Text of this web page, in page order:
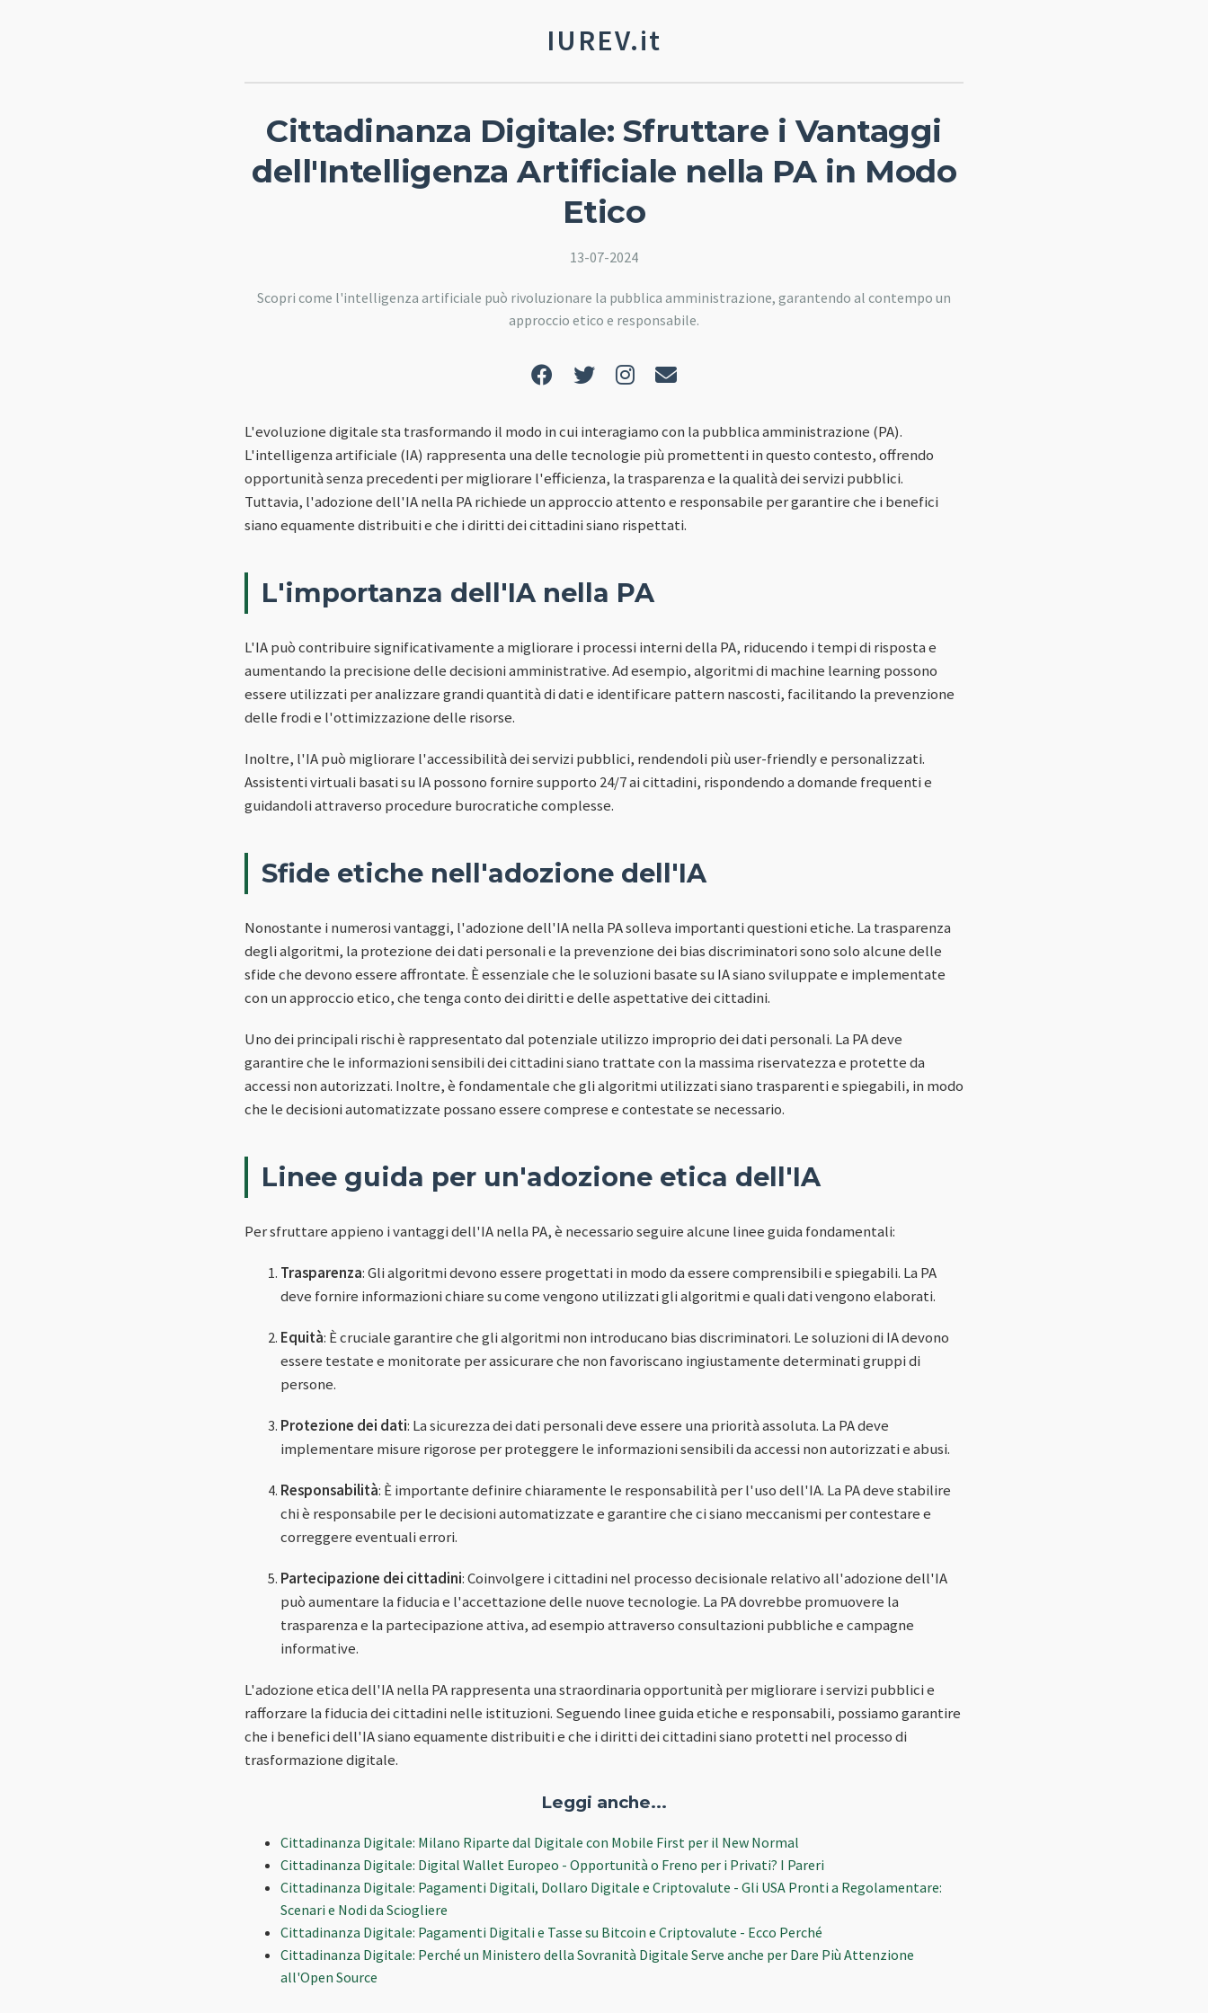
IUREV.it
Cittadinanza Digitale: Sfruttare i Vantaggi
dell'Intelligenza Artificiale nella PA in Modo
Etico
13-07-2024
Scopri come l'intelligenza artificiale può rivoluzionare la pubblica amministrazione, garantendo al contempo un
approccio etico e responsabile.
L'evoluzione digitale sta trasformando il modo in cui interagiamo con la pubblica amministrazione (PA).
L'intelligenza artificiale (IA) rappresenta una delle tecnologie più promettenti in questo contesto, offrendo
opportunità senza precedenti per migliorare l'efficienza, la trasparenza e la qualità dei servizi pubblici.
Tuttavia, l'adozione dell'IA nella PA richiede un approccio attento e responsabile per garantire che i benefici
siano equamente distribuiti e che i diritti dei cittadini siano rispettati.
L'importanza dell'IA nella PA
L'IA può contribuire significativamente a migliorare i processi interni della PA, riducendo i tempi di risposta e
aumentando la precisione delle decisioni amministrative. Ad esempio, algoritmi di machine learning possono
essere utilizzati per analizzare grandi quantità di dati e identificare pattern nascosti, facilitando la prevenzione
delle frodi e l'ottimizzazione delle risorse.
Inoltre, l'IA può migliorare l'accessibilità dei servizi pubblici, rendendoli più user-friendly e personalizzati.
Assistenti virtuali basati su IA possono fornire supporto 24/7 ai cittadini, rispondendo a domande frequenti e
guidandoli attraverso procedure burocratiche complesse.
Sfide etiche nell'adozione dell'IA
Nonostante i numerosi vantaggi, l'adozione dell'IA nella PA solleva importanti questioni etiche. La trasparenza
degli algoritmi, la protezione dei dati personali e la prevenzione dei bias discriminatori sono solo alcune delle
sfide che devono essere affrontate. È essenziale che le soluzioni basate su IA siano sviluppate e implementate
con un approccio etico, che tenga conto dei diritti e delle aspettative dei cittadini.
Uno dei principali rischi è rappresentato dal potenziale utilizzo improprio dei dati personali. La PA deve
garantire che le informazioni sensibili dei cittadini siano trattate con la massima riservatezza e protette da
accessi non autorizzati. Inoltre, è fondamentale che gli algoritmi utilizzati siano trasparenti e spiegabili, in modo
che le decisioni automatizzate possano essere comprese e contestate se necessario.
Linee guida per un'adozione etica dell'IA
Per sfruttare appieno i vantaggi dell'IA nella PA, è necessario seguire alcune linee guida fondamentali:
Trasparenza: Gli algoritmi devono essere progettati in modo da essere comprensibili e spiegabili. La PA
deve fornire informazioni chiare su come vengono utilizzati gli algoritmi e quali dati vengono elaborati.
Equità: È cruciale garantire che gli algoritmi non introducano bias discriminatori. Le soluzioni di IA devono
essere testate e monitorate per assicurare che non favoriscano ingiustamente determinati gruppi di
persone.
Protezione dei dati: La sicurezza dei dati personali deve essere una priorità assoluta. La PA deve
implementare misure rigorose per proteggere le informazioni sensibili da accessi non autorizzati e abusi.
Responsabilità: È importante definire chiaramente le responsabilità per l'uso dell'IA. La PA deve stabilire
chi è responsabile per le decisioni automatizzate e garantire che ci siano meccanismi per contestare e
correggere eventuali errori.
Partecipazione dei cittadini: Coinvolgere i cittadini nel processo decisionale relativo all'adozione dell'IA
può aumentare la fiducia e l'accettazione delle nuove tecnologie. La PA dovrebbe promuovere la
trasparenza e la partecipazione attiva, ad esempio attraverso consultazioni pubbliche e campagne
informative.
L'adozione etica dell'IA nella PA rappresenta una straordinaria opportunità per migliorare i servizi pubblici e
rafforzare la fiducia dei cittadini nelle istituzioni. Seguendo linee guida etiche e responsabili, possiamo garantire
che i benefici dell'IA siano equamente distribuiti e che i diritti dei cittadini siano protetti nel processo di
trasformazione digitale.
Leggi anche...
Cittadinanza Digitale: Milano Riparte dal Digitale con Mobile First per il New Normal
Cittadinanza Digitale: Digital Wallet Europeo - Opportunità o Freno per i Privati? I Pareri
Cittadinanza Digitale: Pagamenti Digitali, Dollaro Digitale e Criptovalute - Gli USA Pronti a Regolamentare:
Scenari e Nodi da Sciogliere
Cittadinanza Digitale: Pagamenti Digitali e Tasse su Bitcoin e Criptovalute - Ecco Perché
Cittadinanza Digitale: Perché un Ministero della Sovranità Digitale Serve anche per Dare Più Attenzione
all'Open Source